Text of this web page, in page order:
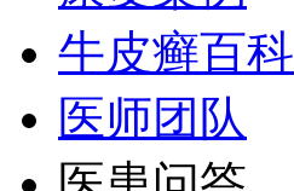
牛皮癣百科
医师团队